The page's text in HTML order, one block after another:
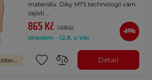
Výměna velikosti zdarma
materiálu. Díky MTS technologii vám
zajistí …
865 Kč 1 690 Kč
skladem – 12.8. u Vás
-49%
Detail